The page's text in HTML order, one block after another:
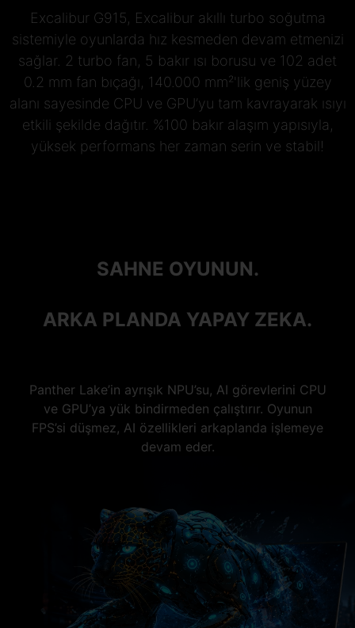
Excalibur G915, Excalibur akıllı turbo soğutma
sistemiyle oyunlarda hız kesmeden devam etmenizi
sağlar. 2 turbo fan, 5 bakır ısı borusu ve 102 adet
0.2 mm fan bıçağı, 140.000 mm²'lik geniş yüzey
alanı sayesinde CPU ve GPU’yu tam kavrayarak ısıyı
etkili şekilde dağıtır. %100 bakır alaşım yapısıyla,
yüksek performans her zaman serin ve stabil!
SAHNE OYUNUN.
ARKA PLANDA YAPAY ZEKA.
Panther Lake’in ayrışık NPU’su, AI görevlerini CPU
ve GPU’ya yük bindirmeden çalıştırır. Oyunun
FPS’si düşmez, AI özellikleri arkaplanda işlemeye
devam eder.